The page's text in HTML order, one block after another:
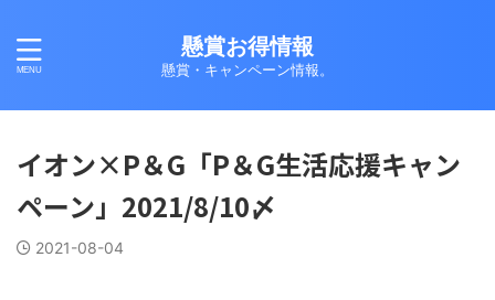
懸賞お得情報
懸賞・キャンペーン情報。
イオン×P＆G「P＆G生活応援キャン
ペーン」2021/8/10〆
2021-08-04